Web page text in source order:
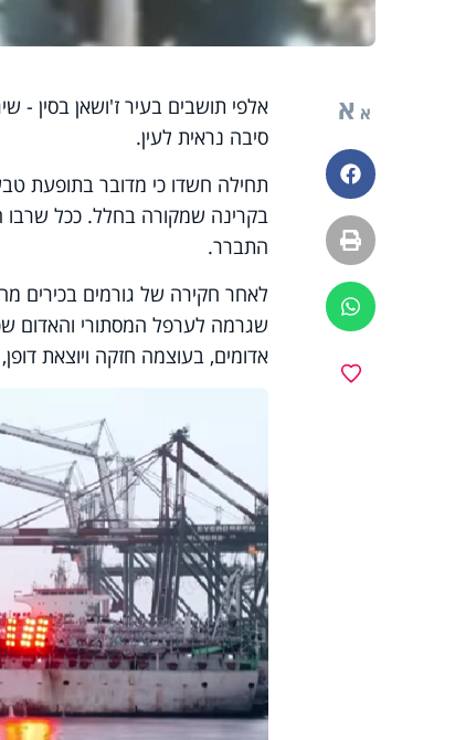
א א
פייסבוק
הדפסה
ווטסאפ
אלפי תושבים בעיר ז'ושאן בסין -
סיבה נראית לעין.
תחילה חשדו כי מדובר בתופעת
בקרינה שמקורה בחלל. ככל שרבו
התברר.
לאחר חקירה של גורמים בכירים
שגרמה לערפל המסתורי והאדום
אדומים, בעוצמה חזקה ויוצאת